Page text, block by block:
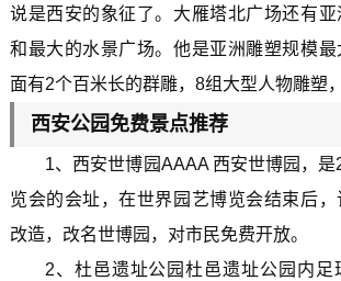
说是西安的象征了。大雁塔北广场还有
和最大的水景广场。他是亚洲雕塑规模
面有2个百米长的群雕，8组大型人物雕塑
西安公园免费景点推荐
1、西安世博园AAAA 西安世博园，
览会的会址，在世界园艺博览会结束后
改造，改名世博园，对市民免费开放。
2、杜邑遗址公园杜邑遗址公园内足